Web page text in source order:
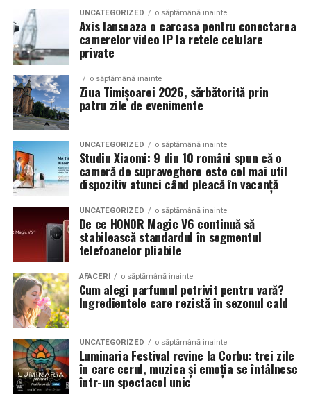
Echilibrul dintre estetica si utilizare reala
Un aspect specific evenimentelor auto din Cluj este
prezenta multor masini care nu sunt doar proiecte de
show, ci si vehicule utilizate zilnic. Proprietarii acestora
cauta solutii care sa le permita sa participe la
evenimente fara a sacrifica complet confortul sau
siguranta pe drumurile publice.
In acest context, anvelopele alese trebuie sa ofere un
echilibru intre aspect si functionalitate. Multi pasionati
opteaza pentru anvelope care arata bine la show, dar
indiferent de vreme sau sezon.
De ce conteaza tipul de anvelopa la evenimentele din
Cluj
Clujul este un oras in care vremea poate fi imprevizibila,
iar drumurile din imprejurimi includ atat zone urbane,
cat si trasee montane sau colinare. O masina pregatita
de show trebuie sa ajunga la eveniment in siguranta si
fara probleme, indiferent de conditiile de drum.
Din acest motiv, tipul de anvelopa ales devine extrem de
UNCATEGORIZED o săptămână inainte
Axis lanseaza o carcasa pentru conectarea
camerelor video IP la retele celulare
private
o săptămână inainte
Ziua Timișoarei 2026, sărbătorită prin
patru zile de evenimente
UNCATEGORIZED o săptămână inainte
Studiu Xiaomi: 9 din 10 români spun că o
cameră de supraveghere este cel mai util
dispozitiv atunci când pleacă în vacanță
UNCATEGORIZED o săptămână inainte
De ce HONOR Magic V6 continuă să
stabilească standardul în segmentul
telefoanelor pliabile
AFACERI o săptămână inainte
Cum alegi parfumul potrivit pentru vară?
Ingredientele care rezistă în sezonul cald
UNCATEGORIZED o săptămână inainte
Luminaria Festival revine la Corbu: trei zile
în care cerul, muzica și emoția se întâlnesc
într-un spectacol unic